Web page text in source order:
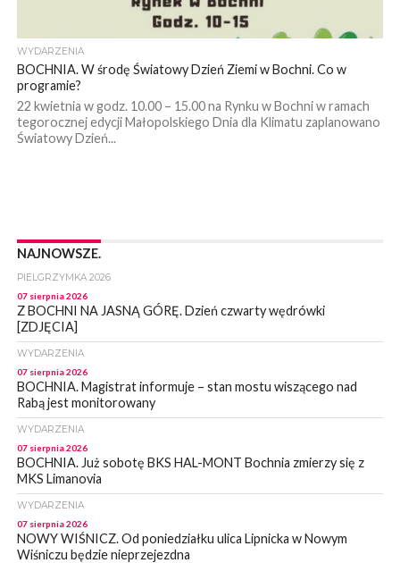
WYDARZENIA
BOCHNIA. W środę Światowy Dzień Ziemi w Bochni. Co w
programie?
22 kwietnia w godz. 10.00 – 15.00 na Rynku w Bochni w ramach
tegorocznej edycji Małopolskiego Dnia dla Klimatu zaplanowano
Światowy Dzień...
NAJNOWSZE.
PIELGRZYMKA 2026
07 sierpnia 2026
Z BOCHNI NA JASNĄ GÓRĘ. Dzień czwarty wędrówki
[ZDJĘCIA]
WYDARZENIA
07 sierpnia 2026
BOCHNIA. Magistrat informuje – stan mostu wiszącego nad
Rabą jest monitorowany
WYDARZENIA
07 sierpnia 2026
BOCHNIA. Już sobotę BKS HAL-MONT Bochnia zmierzy się z
MKS Limanovia
WYDARZENIA
07 sierpnia 2026
NOWY WIŚNICZ. Od poniedziałku ulica Lipnicka w Nowym
Wiśniczu będzie nieprzejezdna